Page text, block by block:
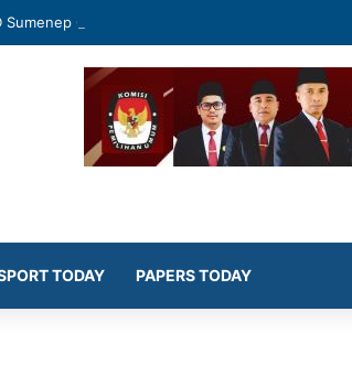
Sumenep Geram Banyak Kepala OPD Mangkir Rapat
TODAY PAPERS TODAY